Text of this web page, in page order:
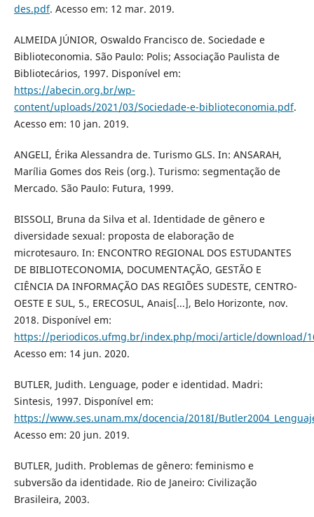
des.pdf. Acesso em: 12 mar. 2019.
ALMEIDA JÚNIOR, Oswaldo Francisco de. Sociedade e
Biblioteconomia. São Paulo: Polis; Associação Paulista de
Bibliotecários, 1997. Disponível em:
https://abecin.org.br/wp-
content/uploads/2021/03/Sociedade-e-biblioteconomia.pdf.
Acesso em: 10 jan. 2019.
ANGELI, Érika Alessandra de. Turismo GLS. In: ANSARAH,
Marília Gomes dos Reis (org.). Turismo: segmentação de
Mercado. São Paulo: Futura, 1999.
BISSOLI, Bruna da Silva et al. Identidade de gênero e
diversidade sexual: proposta de elaboração de
microtesauro. In: ENCONTRO REGIONAL DOS ESTUDANTES
DE BIBLIOTECONOMIA, DOCUMENTAÇÃO, GESTÃO E
CIÊNCIA DA INFORMAÇÃO DAS REGIÕES SUDESTE, CENTRO-
OESTE E SUL, 5., ERECOSUL, Anais[...], Belo Horizonte, nov.
2018. Disponível em:
https://periodicos.ufmg.br/index.php/moci/article/download/
Acesso em: 14 jun. 2020.
BUTLER, Judith. Lenguage, poder e identidad. Madri:
Sintesis, 1997. Disponível em:
https://www.ses.unam.mx/docencia/2018I/
Acesso em: 20 jun. 2019.
BUTLER, Judith. Problemas de gênero: feminismo e
subversão da identidade. Rio de Janeiro: Civilização
Brasileira, 2003.